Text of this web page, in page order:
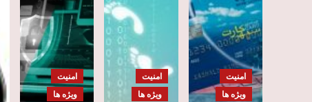
امنیت
ویژه ها
امنیت
ویژه ها
امنیت
ویژه ها